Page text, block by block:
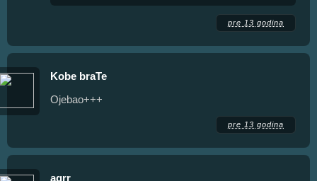
pre 13 godina
Kobe braTe
Ojebao+++
pre 13 godina
agrr